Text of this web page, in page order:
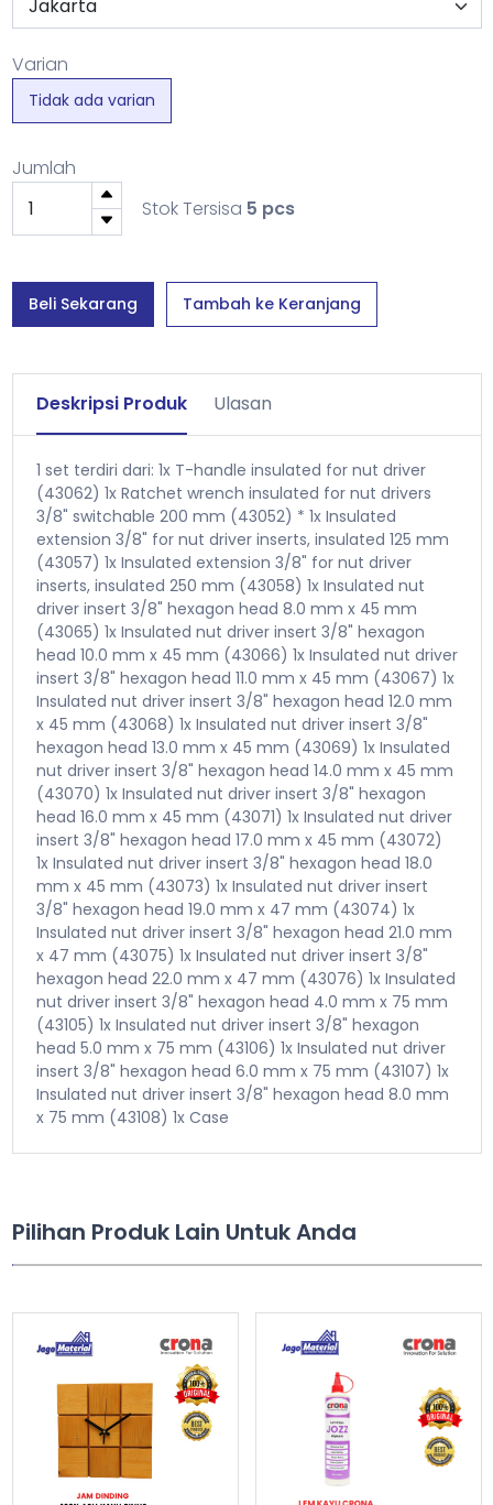
Varian
Tidak ada varian
Jumlah
Stok Tersisa 5 pcs
Beli Sekarang Tambah ke Keranjang
Deskripsi Produk Ulasan
1 set terdiri dari: 1x T-handle insulated for nut driver
(43062) 1x Ratchet wrench insulated for nut drivers
3/8" switchable 200 mm (43052) * 1x Insulated
extension 3/8" for nut driver inserts, insulated 125 mm
(43057) 1x Insulated extension 3/8" for nut driver
inserts, insulated 250 mm (43058) 1x Insulated nut
driver insert 3/8" hexagon head 8.0 mm x 45 mm
(43065) 1x Insulated nut driver insert 3/8" hexagon
head 10.0 mm x 45 mm (43066) 1x Insulated nut driver
insert 3/8" hexagon head 11.0 mm x 45 mm (43067) 1x
Insulated nut driver insert 3/8" hexagon head 12.0 mm
x 45 mm (43068) 1x Insulated nut driver insert 3/8"
hexagon head 13.0 mm x 45 mm (43069) 1x Insulated
nut driver insert 3/8" hexagon head 14.0 mm x 45 mm
(43070) 1x Insulated nut driver insert 3/8" hexagon
head 16.0 mm x 45 mm (43071) 1x Insulated nut driver
insert 3/8" hexagon head 17.0 mm x 45 mm (43072)
1x Insulated nut driver insert 3/8" hexagon head 18.0
mm x 45 mm (43073) 1x Insulated nut driver insert
3/8" hexagon head 19.0 mm x 47 mm (43074) 1x
Insulated nut driver insert 3/8" hexagon head 21.0 mm
x 47 mm (43075) 1x Insulated nut driver insert 3/8"
hexagon head 22.0 mm x 47 mm (43076) 1x Insulated
nut driver insert 3/8" hexagon head 4.0 mm x 75 mm
(43105) 1x Insulated nut driver insert 3/8" hexagon
head 5.0 mm x 75 mm (43106) 1x Insulated nut driver
insert 3/8" hexagon head 6.0 mm x 75 mm (43107) 1x
Insulated nut driver insert 3/8" hexagon head 8.0 mm
x 75 mm (43108) 1x Case
Pilihan Produk Lain Untuk Anda